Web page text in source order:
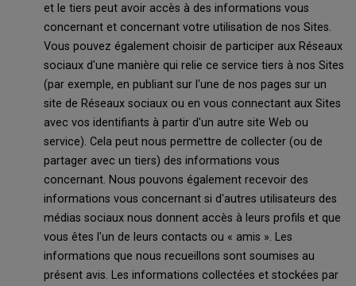
et le tiers peut avoir accès à des informations vous
concernant et concernant votre utilisation de nos Sites.
Vous pouvez également choisir de participer aux Réseaux
sociaux d'une manière qui relie ce service tiers à nos Sites
(par exemple, en publiant sur l'une de nos pages sur un
site de Réseaux sociaux ou en vous connectant aux Sites
avec vos identifiants à partir d'un autre site Web ou
service). Cela peut nous permettre de collecter (ou de
partager avec un tiers) des informations vous
concernant. Nous pouvons également recevoir des
informations vous concernant si d'autres utilisateurs des
médias sociaux nous donnent accès à leurs profils et que
vous êtes l'un de leurs contacts ou « amis ». Les
informations que nous recueillons sont soumises au
présent avis. Les informations collectées et stockées par